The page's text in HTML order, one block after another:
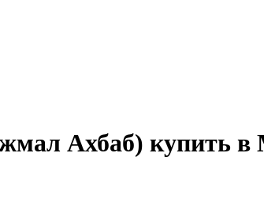
Ахбаб) купить в